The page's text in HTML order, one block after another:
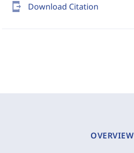
send_to_mobile Download Citation
OVERVIEW